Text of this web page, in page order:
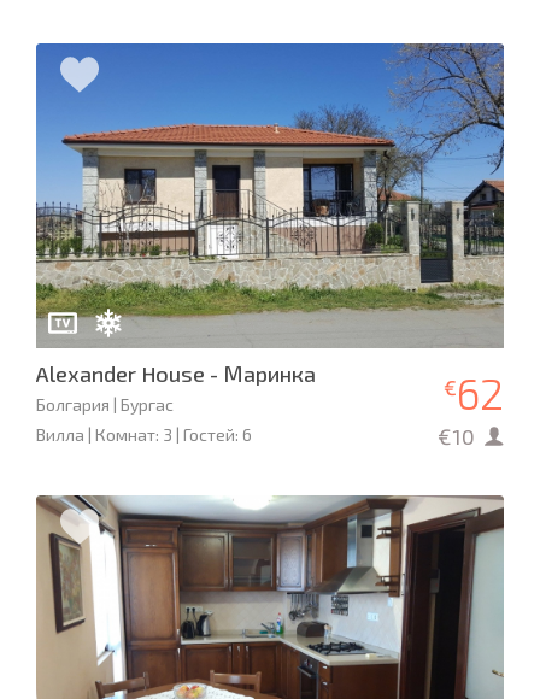
Alexander House - Маринка
Болгария | Бургас
Вилла | Комнат: 3 | Гостей: 6
€62
€10